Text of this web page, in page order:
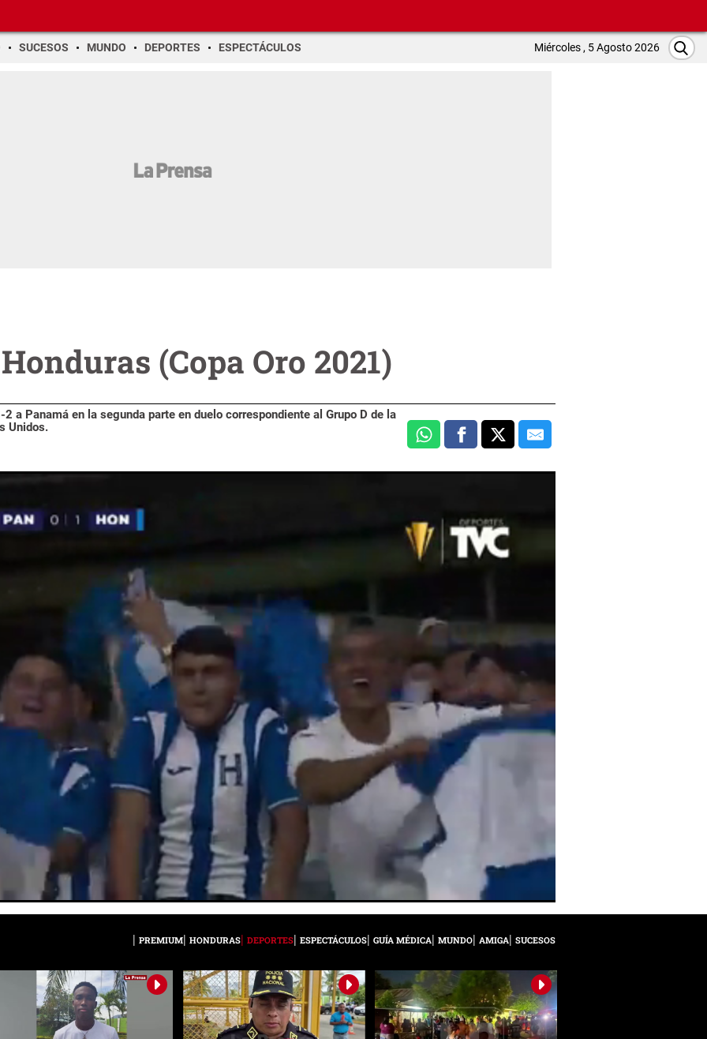
SUCESOS MUNDO DEPORTES ESPECTÁCULOS Miércoles , 5 Agosto 2026
(Copa Oro 2021)
a Panamá en la segunda parte en duelo correspondiente al Grupo D de la
Unidos.
PREMIUM HONDURAS DEPORTES ESPECTÁCULOS GUÍA MÉDICA MUNDO AMIGA SUCESOS